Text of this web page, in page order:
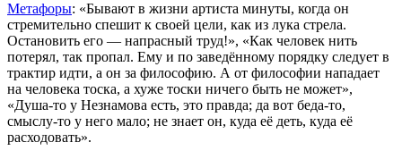
Метафоры: «Бывают в жизни артиста минуты, когда он
стремительно спешит к своей цели, как из лука стрела.
Остановить его — напрасный труд!», «Как человек нить
потерял, так пропал. Ему и по заведённому порядку следует в
трактир идти, а он за философию. А от философии нападает
на человека тоска, а хуже тоски ничего быть не может»,
«Душа-то у Незнамова есть, это правда; да вот беда-то,
смыслу-то у него мало; не знает он, куда её деть, куда её
расходовать».